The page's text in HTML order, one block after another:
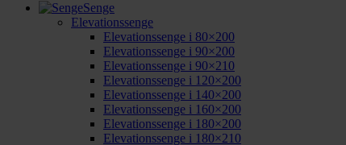
Senge
Elevationssenge
Elevationssenge i 80×200
Elevationssenge i 90×200
Elevationssenge i 90×210
Elevationssenge i 120×200
Elevationssenge i 140×200
Elevationssenge i 160×200
Elevationssenge i 180×200
Elevationssenge i 180×210